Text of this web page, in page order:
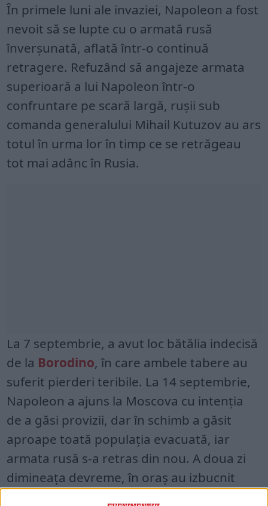
În primele luni ale invaziei, Napoleon a fost
nevoit să se lupte cu o armată rusă
înverșunată, aflată într-o continuă
retragere. Refuzând să angajeze armata
superioară a lui Napoleon într-o
confruntare pe scară largă, rușii sub
comanda generalului Mihail Kutuzov au ars
totul în urma lor în timp ce se retrăgeau
tot mai adânc în Rusia.
La 7 septembrie, a avut loc bătălia indecisă
de la Borodino, în care ambele tabere au
suferit pierderi teribile. La 14 septembrie,
Napoleon a ajuns la Moscova cu intenția
de a găsi provizii, dar în schimb a găsit
aproape toată populația evacuată, iar
armata rusă s-a retras din nou. A doua zi
dimineața devreme, în oraș au izbucnit